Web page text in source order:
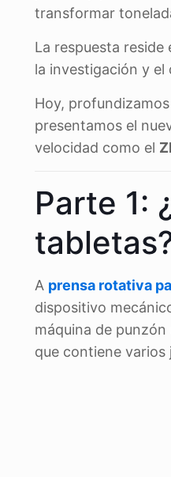
transformar
La respuesta reside
la investigación y el
Hoy,
presentamos el
velocidad como el
Parte 1:
A prensa rotativa
dispositivo
máquina de
que contiene